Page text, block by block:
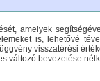
amelyek
is, lehetővé
visszatérési
változó bevezetése